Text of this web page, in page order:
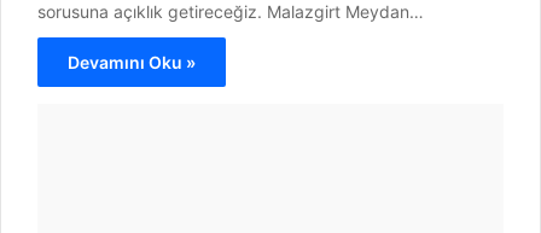
sorusuna açıklık getireceğiz. Malazgirt Meydan…
Devamını Oku »